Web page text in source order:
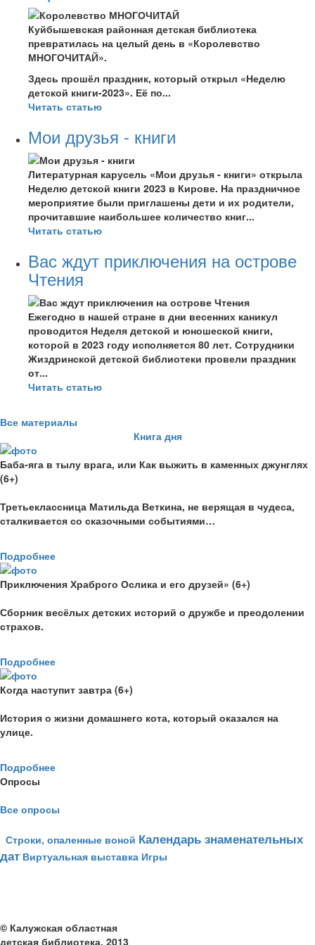
Куйбышевская районная детская библиотека
превратилась на целый день в «Королевство
МНОГОЧИТАЙ».
Здесь прошёл праздник, который открыл «Неделю
детской книги-2023». Её по...
Читать статью
Мои друзья - книги
Литературная карусель «Мои друзья - книги» открыла
Неделю детской книги 2023 в Кирове. На праздничное
мероприятие были приглашены дети и их родители,
прочитавшие наибольшее количество книг...
Читать статью
Вас ждут приключения на острове
Чтения
Ежегодно в нашей стране в дни весенних каникул
проводится Неделя детской и юношеской книги,
которой в 2023 году исполняется 80 лет. Сотрудники
Жиздринской детской библиотеки провели праздник
от...
Читать статью
Все материалы
Книга дня
Баба-яга в тылу врага, или Как выжить в каменных джунглях
(6+)
Третьеклассница Матильда Веткина, не верящая в чудеса,
сталкивается со сказочными событиями…
Подробнее
Приключения Храброго Ослика и его друзей» (6+)
Сборник весёлых детских историй о дружбе и преодолении
страхов.
Подробнее
Когда наступит завтра (6+)
История о жизни домашнего кота, который оказался на
улице.
Подробнее
Опросы
Все опросы
Строки, опаленные воной Календарь знаменательных
дат Виртуальная выставка Игры
© Калужская областная
детская библиотека, 2013